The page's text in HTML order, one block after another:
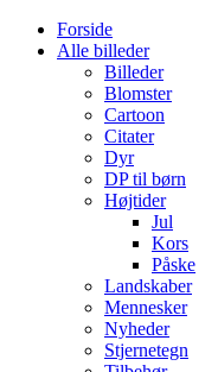
Forside
Alle billeder
Billeder
Blomster
Cartoon
Citater
Dyr
DP til børn
Højtider
Jul
Kors
Påske
Landskaber
Mennesker
Nyheder
Stjernetegn